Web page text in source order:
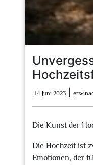
14 Juni 2023
Juni
2023
Die Kunst der
Die Hochzeit ist
Emotionen, der